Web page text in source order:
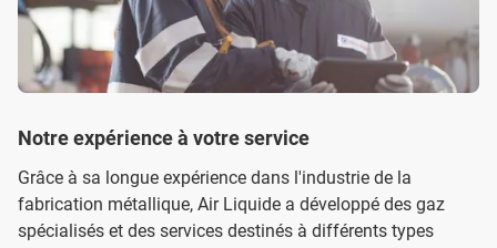
Notre expérience à votre service
Grâce à sa longue expérience dans l'industrie de la
fabrication métallique, Air Liquide a développé des gaz
spécialisés et des services destinés à différents types